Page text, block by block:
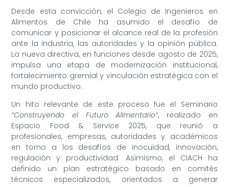
Desde esta convicción, el Colegio de Ingenieros en
Alimentos de Chile ha asumido el desafío de
comunicar y posicionar el alcance real de la profesión
ante la industria, las autoridades y la opinión pública.
La nueva directiva, en funciones desde agosto de 2025,
impulsa una etapa de modernización institucional,
fortalecimiento gremial y vinculación estratégica con el
mundo productivo.
Un hito relevante de este proceso fue el Seminario
“Construyendo el Futuro Alimentario”, realizado en
Espacio Food & Service 2025, que reunió a
profesionales, empresas, autoridades y académicos
en torno a los desafíos de inocuidad, innovación,
regulación y productividad. Asimismo, el CIACH ha
definido un plan estratégico basado en comités
técnicos especializados, orientados a generar